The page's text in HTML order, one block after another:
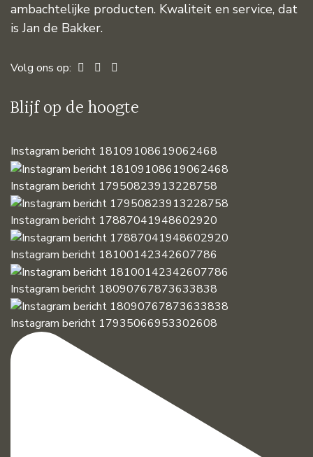
ambachtelijke producten. Kwaliteit en service, dat
is Jan de Bakker.
Volg ons op:
Blijf op de hoogte
Instagram bericht 18109108619062468
Instagram bericht 17950823913228758
Instagram bericht 17887041948602920
Instagram bericht 18100142342607786
Instagram bericht 18090767873633838
Instagram bericht 17935066953302608